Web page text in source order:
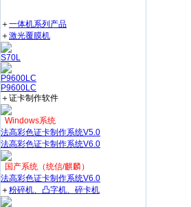
＋一体机系列产品
＋激光覆膜机
S70L
P9600LC
P9600LC
＋证卡制作软件
Windows系统
法高彩色证卡制作系统V5.0
法高彩色证卡制作系统V6.0
国产系统（统信/麒麟）
法高彩色证卡制作系统V6.0
＋粉碎机、凸字机、碎卡机